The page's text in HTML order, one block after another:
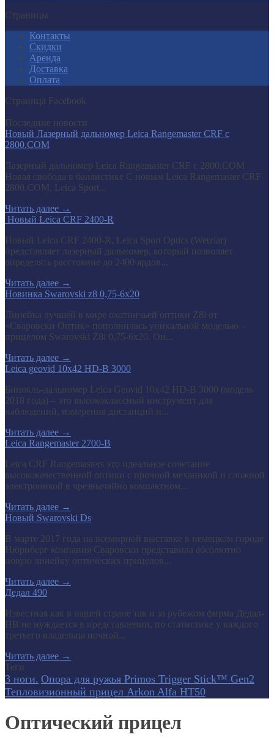
Страницы
Контакты
Скидки
Аренда
Доставка
Оплата
Страница Facebook
Последние новости
Новый Лазерный дальномер Leica Rangemaster CRF с
2800.COM
Лазерный дальномер Leica Rangemaster CRF с 2800.COM
Новая свобода в баллистике С новым Leica Rangemaster CRF
2800.COM, Leica Sport...
Читать далее →
​ Новый Leica CRF 2400-R
Новый Leica CRF 2400-R, Leica Sport Optics (Wetzlar)
представляет лазерный дальномер, который позволяет
определять расстояние до 2400 ярдов...
Читать далее →
Новинка Swarovski z8 0,75-6x20
Линейка лучшей в мире охотничьей оптики Z8i от
«Сваровски Оптик» пополнилась уникальной моделью –
прицелом Swarovski Z8i 0,75-6x20. Он...
Читать далее →
Leica geovid 10x42 HD-B 3000
Бинокль-дальномер Leica Geovid 10x42 HD-В 3000 (модель
2018 года) – это высококлассный инструмент для
наблюдений, измерения дистанций и...
Читать далее →
Leica Rangemaster 2700-B
Leica CRF Rangemasters это идеальное сочетание
высококачественной оптики с прочной механикой и сложной
электроникой в чрезвычайно компактном...
Читать далее →
Новый Swarovski Ds
В марте 2017 года на всемирной выставке в немецком городе
Нюрнберг компания Сваровски представила абсолютно
новую линейку оптических прицелов...
Читать далее →
Дедал 490
Известная как в нашей стране так и за рубежом фирма Дедал-
НВ не нуждается в представлении, по статистике у каждого
третьего владельца ночной...
Читать далее →
Теги
3 ноги. Опора для ружья Primos Trigger Stick™ Gen2
Тепловизионный прицел Arkon Alfa HT50
Оптический прицел